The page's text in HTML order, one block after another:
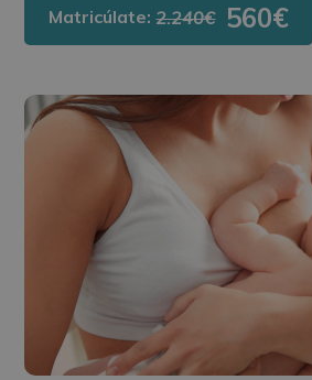
Matricúlate:2.240€ 560€